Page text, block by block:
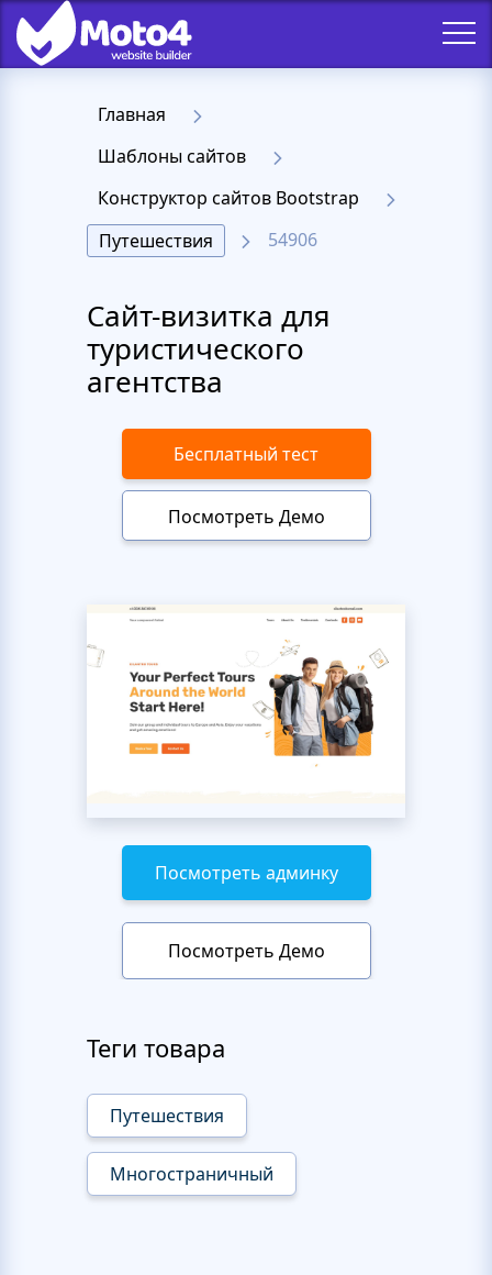
Главная
Шаблоны сайтов
Конструктор сайтов Bootstrap
Путешествия
54906
Сайт-визитка для
туристического
агентства
Бесплатный тест
Посмотреть Демо
Посмотреть админку
Посмотреть Демо
Теги товара
Путешествия
Многостраничный